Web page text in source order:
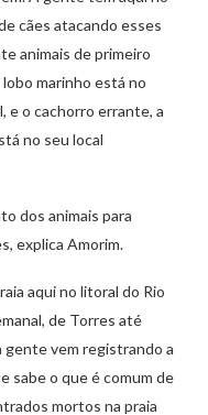
cães atacando esses
animais de primeiro
marinho está no
e o cachorro errante, a
no seu local
dos animais para
explica Amorim.
aqui no litoral do Rio
de Torres até
gente vem registrando a
sabe o que é comum de
mortos na praia